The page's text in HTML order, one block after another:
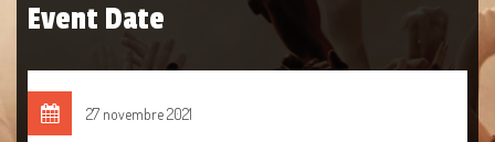
Event Date
27 novembre 2021